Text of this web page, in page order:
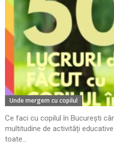
Unde mergem cu copilul
Ce faci cu copilul în București
multitudine de activități
toate...